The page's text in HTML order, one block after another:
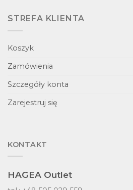
STREFA KLIENTA
Koszyk
Zamówienia
Szczegóły konta
Zarejestruj się
KONTAKT
HAGEA Outlet